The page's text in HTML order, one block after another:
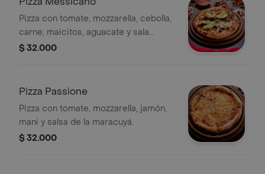
Pizza con tomate, mozzarella, cebolla,
carne, maicitos, aguacate y sala
picante.
$ 32.000
Pizza Passione
Pizza con tomate, mozzarella, jamón,
mani y salsa de la maracuyá.
$ 32.000